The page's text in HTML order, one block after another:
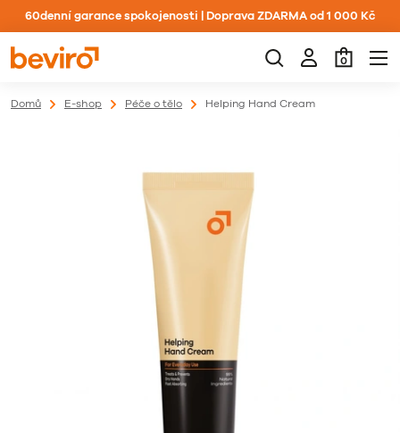
60denní garance spokojenosti | Doprava ZDARMA od 1 000 Kč
0
Domů E-shop Péče o tělo Helping Hand Cream